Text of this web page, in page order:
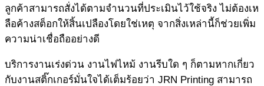
ลูกค้าสามารถสั่งได้ตามจำนวนที่ประเมินไว้ใช้จริง ไม่ต้องเห
ลือค้างสต็อกให้สิ้นเปลืองโดยใช่เหตุ จากสิ่งเหล่านี้ก็ช่วยเพิ่ม
ความน่าเชื่อถืออย่างดี
บริการงานเร่งด่วน งานไฟไหม้ งานรีบใด ๆ ก็ตามหากเกี่ยว
กับงานสติ๊กเกอร์มั่นใจได้เต็มร้อยว่า JRN Printing สามารถ